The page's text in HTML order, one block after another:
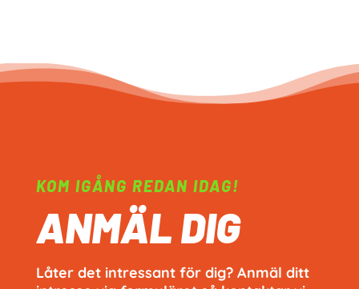
KOM IGÅNG REDAN IDAG!
ANMÄL DIG
Låter det intressant för dig? Anmäl ditt